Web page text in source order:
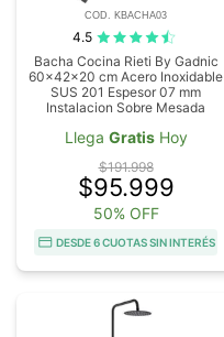
COD. KBACHA03
4.5
Bacha Cocina Rieti By Gadnic
60x42x20 cm Acero Inoxidable
SUS 201 Espesor 07 mm
Instalacion Sobre Mesada
Llega GratisHoy
$191.998
$95.999
50% OFF
DESDE 6 CUOTAS SIN INTERÉS